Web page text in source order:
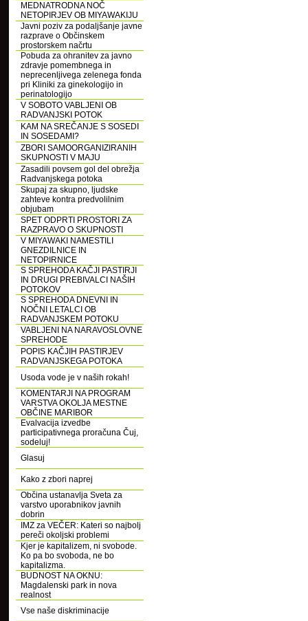
MEDNATRODNA NOČ
NETOPIRJEV OB MIYAWAKIJU
Javni poziv za podaljšanje javne
razprave o Občinskem
prostorskem načrtu
Pobuda za ohranitev za javno
zdravje pomembnega in
neprecenljivega zelenega fonda
pri Kliniki za ginekologijo in
perinatologijo
V SOBOTO VABLJENI OB
RADVANJSKI POTOK
KAM NA SREČANJE S SOSEDI
IN SOSEDAMI?
ZBORI SAMOORGANIZIRANIH
SKUPNOSTI V MAJU
Zasadili povsem gol del obrežja
Radvanjskega potoka
Skupaj za skupno, ljudske
zahteve kontra predvolilnim
objubam
SPET ODPRTI PROSTORI ZA
RAZPRAVO O SKUPNOSTI
V MIYAWAKI NAMESTILI
GNEZDILNICE IN
NETOPIRNICE
S SPREHODA KAČJI PASTIRJI
IN DRUGI PREBIVALCI NAŠIH
POTOKOV
S SPREHODA DNEVNI IN
NOČNI LETALCI OB
RADVANJSKEM POTOKU
VABLJENI NA NARAVOSLOVNE
SPREHODE
POPIS KAČJIH PASTIRJEV
RADVANJSKEGA POTOKA
Usoda vode je v naših rokah!
KOMENTARJI NA PROGRAM
VARSTVA OKOLJA MESTNE
OBČINE MARIBOR
Evalvacija izvedbe
participativnega proračuna Čuj,
sodeluj!
Glasuj
Kako z zbori naprej
Občina ustanavlja Sveta za
varstvo uporabnikov javnih
dobrin
IMZ za VEČER: Kateri so najbolj
pereči okoljski problemi
Kjer je kapitalizem, ni svobode.
Ko pa bo svoboda, ne bo
kapitalizma.
BUDNOST NA OKNU:
Magdalenski park in nova
realnost
Vse naše diskriminacije